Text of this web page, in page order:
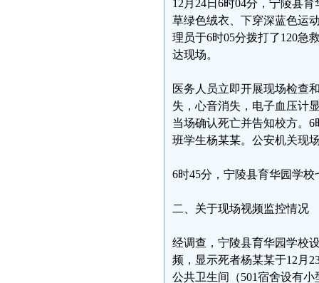
12月24日6时04分，宁陵县
草绿色绒衣、下穿深蓝色运
理员于6时05分拨打了120急
达现场。
医务人员立即开展现场检查
失，心音消失，电子血压计
当场确认死亡并告知校方。
班学生杨某某。公安机关现
6时45分，宁陵县育华园学
二、关于现场视频监控情况
经调查，宁陵县育华园学校
频，显示死者杨某某于12月
公共卫生间（501宿舍设有